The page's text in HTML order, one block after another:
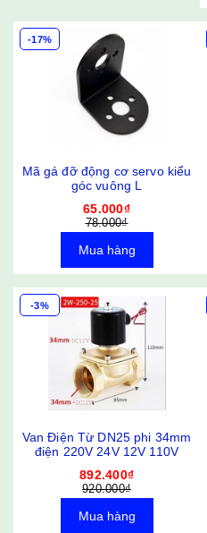
-17%
Mã gá đỡ động cơ servo kiểu
góc vuông L
65.000₫
78.000₫
Mua hàng
-3%
Van Điện Từ DN25 phi 34mm
điện 220V 24V 12V 110V
892.400₫
920.000₫
Mua hàng